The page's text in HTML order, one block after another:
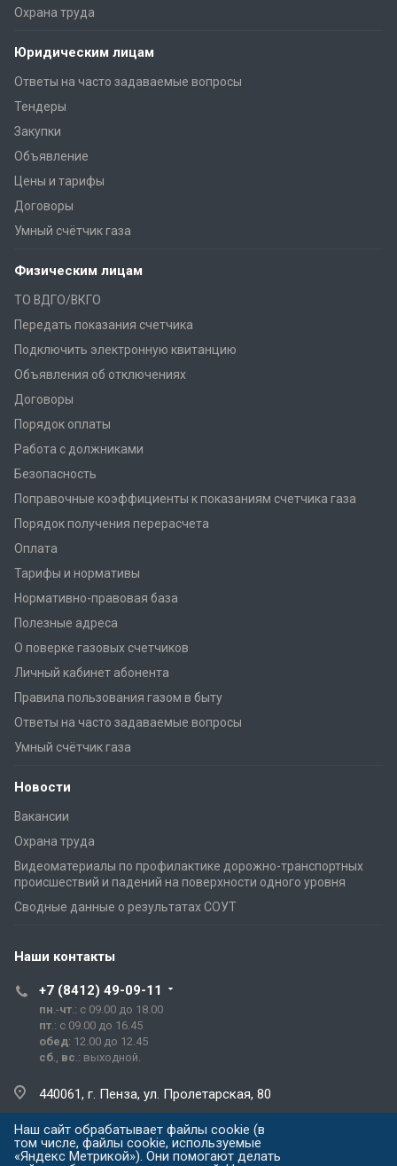
Охрана труда
Юридическим лицам
Ответы на часто задаваемые вопросы
Тендеры
Закупки
Объявление
Цены и тарифы
Договоры
Умный счётчик газа
Физическим лицам
ТО ВДГО/ВКГО
Передать показания счетчика
Подключить электронную квитанцию
Объявления об отключениях
Договоры
Порядок оплаты
Работа с должниками
Безопасность
Поправочные коэффициенты к показаниям счетчика газа
Порядок получения перерасчета
Оплата
Тарифы и нормативы
Нормативно-правовая база
Полезные адреса
О поверке газовых счетчиков
Личный кабинет абонента
Правила пользования газом в быту
Ответы на часто задаваемые вопросы
Умный счётчик газа
Новости
Вакансии
Охрана труда
Видеоматериалы по профилактике дорожно-транспортных
происшествий и падений на поверхности одного уровня
Сводные данные о результатах СОУТ
Наши контакты
+7 (8412) 49-09-11
пн .-чт .: с 09.00 до 18.00
пт .: с 09.00 до 16.45
обед: 12.00 до 12.45
сб
вс .: выходной.
440061, г. Пенза, ул. Пролетарская, 80
prg@prg.sura.ru
Наш сайт обрабатывает файлы cookie (в
том числе, файлы cookie, используемые
«Яндекс Метрикой»). Они помогают делать